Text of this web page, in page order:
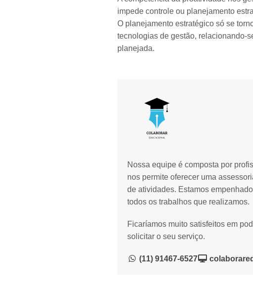
impede controle ou planejamento
O planejamento estratégico só se
tecnologias de gestão, relacionando-
planejada.
Nossa equipe é composta por
nos permite oferecer uma
de atividades. Estamos
todos os trabalhos que realizamos.
Ficaríamos muito satisfeitos em
solicitar o seu serviço.
(11) 91467-6527